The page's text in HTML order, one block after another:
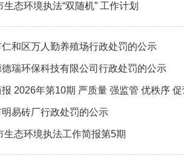
态环境执法“双随机” 工作计划
和区万人勤养殖场行政处罚的公示
瑞环保科技有限公司行政处罚的公示
2026年第10期 严质量 强监管 优秩序
易砖厂行政处罚的公示
生态环境执法工作简报第5期